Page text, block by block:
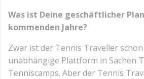
Was ist Deine geschäftlicher
kommenden Jahre?
Zwar ist der Tennis Traveller
unabhängige Plattform in Sachen
Tenniscamps. Aber der Tennis